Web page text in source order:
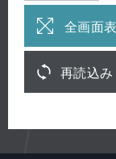
全画面
再読込み